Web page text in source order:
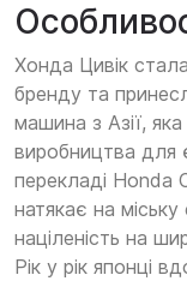
Хонда Цивік
бренду та
машина з Азії,
виробництва для
перекладі Honda
натякає на
націленість на
Рік у рік японці